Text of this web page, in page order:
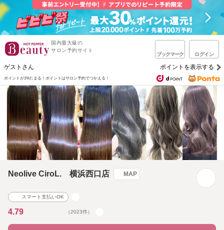
国内最大級の
サロン予約サイト
ブックマーク ログイン
ゲストさん ポイントを表示する
ポイントが1%たまる！ ポイントはサロン予約でつかえる！
Neolive CiroL. 横浜西口店 MAP
スマート支払いOK
4.79 （2023件）